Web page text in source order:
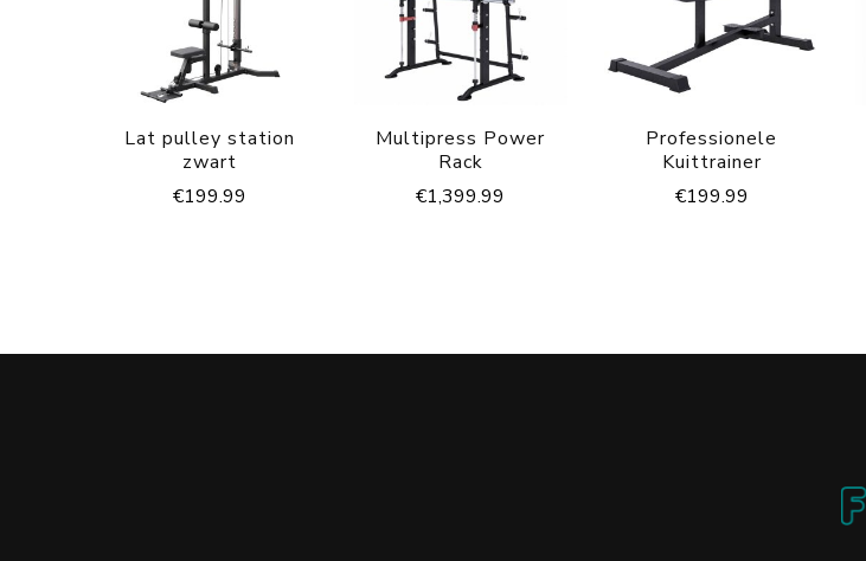
Lat pulley station
zwart
€199.99
Multipress Power
Rack
€1,399.99
Professionele
Kuittrainer
€199.99